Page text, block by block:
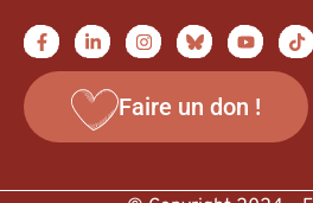
Faire un don !